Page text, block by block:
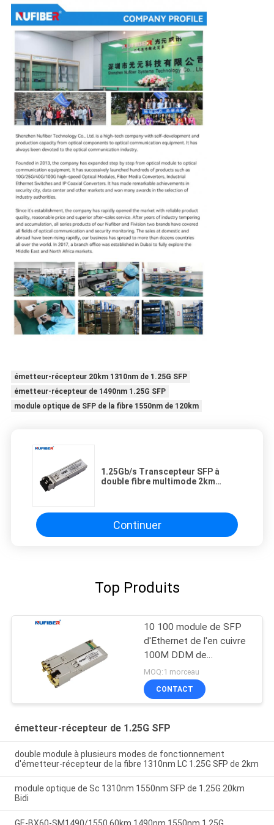
émetteur-récepteur 20km 1310nm de 1.25G SFP
émetteur-récepteur de 1490nm 1.25G SFP
module optique de SFP de la fibre 1550nm de 120km
1.25Gb/s Transcepteur SFP à
double fibre multimode 2km
Continuer
Top Produits
10 100 module de SFP
d'Ethernet de l'en cuivre
100M DDM de
1000Base-T RJ45
MOQ:1 morceau
CONTACT
émetteur-récepteur de 1.25G SFP
double module à plusieurs modes de fonctionnement
d'émetteur-récepteur de la fibre 1310nm LC 1.25G SFP de 2km
module optique de Sc 1310nm 1550nm SFP de 1.25G 20km
Bidi